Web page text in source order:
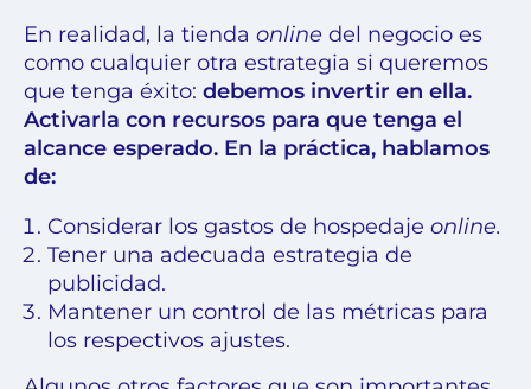
En realidad, la tienda online del negocio es
como cualquier otra estrategia si queremos
que tenga éxito: debemos invertir en ella.
Activarla con recursos para que tenga el
alcance esperado. En la práctica, hablamos
de:
Considerar los gastos de hospedaje online.
Tener una adecuada estrategia de
publicidad.
Mantener un control de las métricas para
los respectivos ajustes.